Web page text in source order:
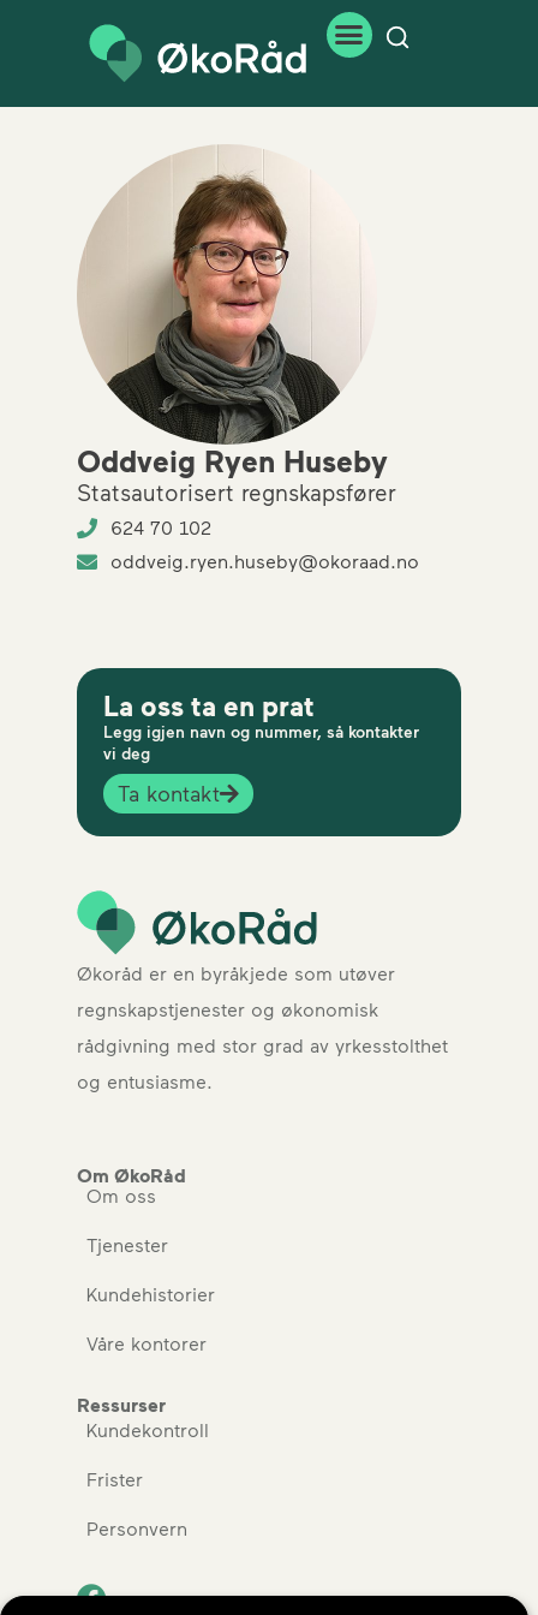
Oddveig Ryen Huseby
Statsautorisert regnskapsfører
624 70 102
oddveig.ryen.huseby@okoraad.no
La oss ta en prat
Legg igjen navn og nummer, så kontakter
vi deg
Ta kontakt
Økoråd er en byråkjede som utøver
regnskapstjenester og økonomisk
rådgivning med stor grad av yrkesstolthet
og entusiasme.
Om ØkoRåd
Om oss
Tjenester
Kundehistorier
Våre kontorer
Ressurser
Kundekontroll
Frister
Personvern